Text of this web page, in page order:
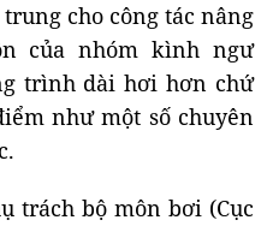
cho công tác nâng
của nhóm kình ngư
trình dài hơi hơn chứ
như một số chuyên
trách bộ môn bơi (Cục